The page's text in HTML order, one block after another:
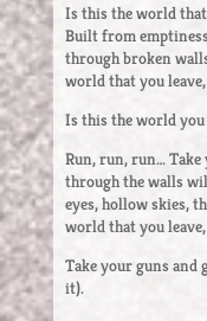
Is this the world
Built from
through broken
world that you
Is this the world
Run, run, run… Take
through the walls
eyes, hollow skies,
world that you
Take your guns and
it).